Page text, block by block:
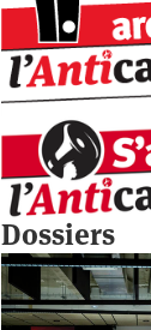
Dossiers